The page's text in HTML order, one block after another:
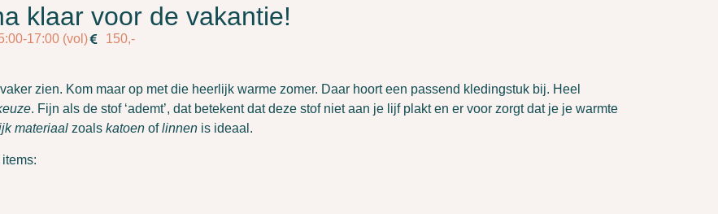
klaar voor de vakantie!
17:00 (vol)
150,-
zien. Kom maar op met die heerlijk warme zomer. Daar hoort een passend kledingstuk bij. Heel
. Fijn als de stof ‘ademt’, dat betekent dat deze stof niet aan je lijf plakt en er voor zorgt dat je je warmte
materiaal zoals katoen oflinnen is ideaal.